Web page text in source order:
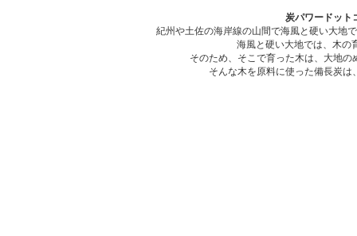
炭パワードット
紀州や土佐の海岸線の山間で海風と硬い大地
海風と硬い大地では、木の
そのため、そこで育った木は、大地
そんな木を原料に使った備長炭